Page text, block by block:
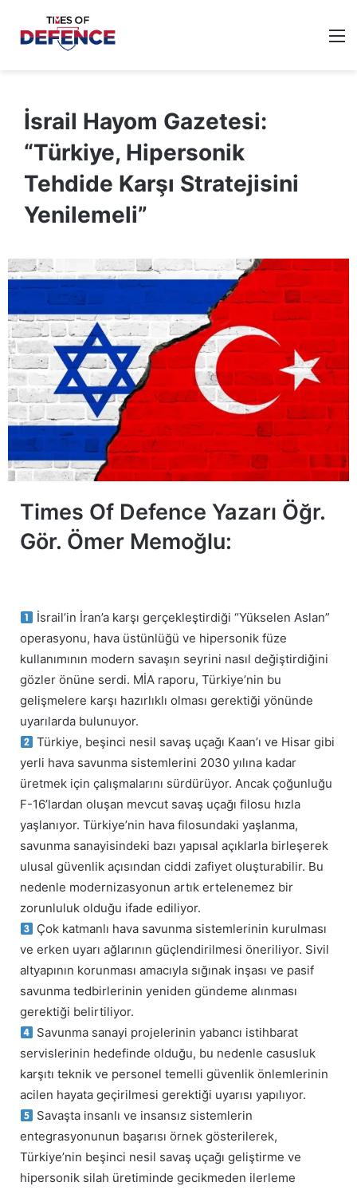
İsrail Hayom Gazetesi:
“Türkiye, Hipersonik
Tehdide Karşı Stratejisini
Yenilemeli”
Times Of Defence Yazarı Öğr.
Gör. Ömer Memoğlu:
İsrail’in İran’a karşı gerçekleştirdiği “Yükselen Aslan”
operasyonu, hava üstünlüğü ve hipersonik füze
kullanımının modern savaşın seyrini nasıl değiştirdiğini
gözler önüne serdi. MİA raporu, Türkiye’nin bu
gelişmelere karşı hazırlıklı olması gerektiği yönünde
uyarılarda bulunuyor.
Türkiye, beşinci nesil savaş uçağı Kaan’ı ve Hisar gibi
yerli hava savunma sistemlerini 2030 yılına kadar
üretmek için çalışmalarını sürdürüyor. Ancak çoğunluğu
F-16’lardan oluşan mevcut savaş uçağı filosu hızla
yaşlanıyor. Türkiye’nin hava filosundaki yaşlanma,
savunma sanayisindeki bazı yapısal açıklarla birleşerek
ulusal güvenlik açısından ciddi zafiyet oluşturabilir. Bu
nedenle modernizasyonun artık ertelenemez bir
zorunluluk olduğu ifade ediliyor.
Çok katmanlı hava savunma sistemlerinin kurulması
ve erken uyarı ağlarının güçlendirilmesi öneriliyor. Sivil
altyapının korunması amacıyla sığınak inşası ve pasif
savunma tedbirlerinin yeniden gündeme alınması
gerektiği belirtiliyor.
Savunma sanayi projelerinin yabancı istihbarat
servislerinin hedefinde olduğu, bu nedenle casusluk
karşıtı teknik ve personel temelli güvenlik önlemlerinin
acilen hayata geçirilmesi gerektiği uyarısı yapılıyor.
Savaşta insanlı ve insansız sistemlerin
entegrasyonunun başarısı örnek gösterilerek,
Türkiye’nin beşinci nesil savaş uçağı geliştirme ve
hipersonik silah üretiminde gecikmeden ilerleme